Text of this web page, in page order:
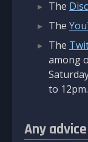
The
The
The
among
to 12pm.
Any